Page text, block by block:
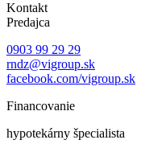
Kontakt
Predajca
0903 99 29 29
rndz@vigroup.sk
facebook.com/vigroup.sk
Financovanie
hypotekárny špecialista